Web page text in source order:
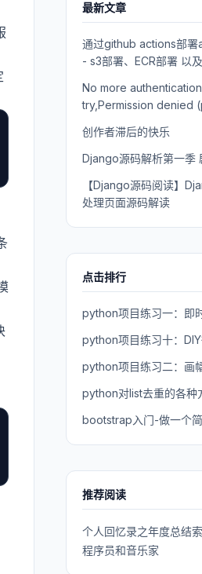
最新文章
通过github actions部署
- s3部署、ECR部署 以
No more
try,Permission denied
创作者滞后的快乐
Django源码解析第一季
【Django源码阅读】
处理页面源码解读
点击排行
python项目练习一：即
python项目练习十：
python项目练习二：画
python对list去重的各种
bootstrap入门-做一个
推荐阅读
个人回忆录之年度总结
程序员和音乐家